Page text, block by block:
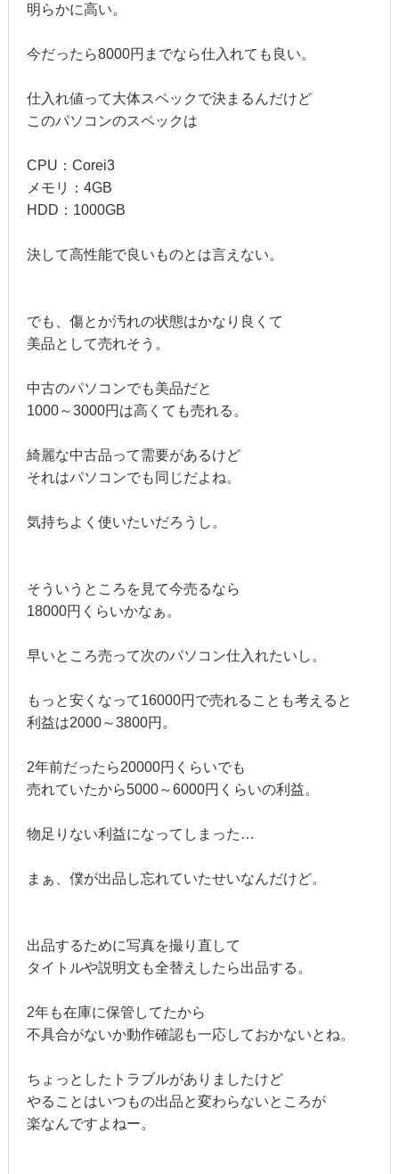
明らかに高い。
今だったら8000円までなら仕入れても良い。
仕入れ値って大体スペックで決まるんだけど
このパソコンのスペックは
CPU：Corei3
メモリ：4GB
HDD：1000GB
決して高性能で良いものとは言えない。
でも、傷とか汚れの状態はかなり良くて
美品として売れそう。
中古のパソコンでも美品だと
1000～3000円は高くても売れる。
綺麗な中古品って需要があるけど
それはパソコンでも同じだよね。
気持ちよく使いたいだろうし。
そういうところを見て今売るなら
18000円くらいかなぁ。
早いところ売って次のパソコン仕入れたいし。
もっと安くなって16000円で売れることも考えると
利益は2000～3800円。
2年前だったら20000円くらいでも
売れていたから5000～6000円くらいの利益。
物足りない利益になってしまった…
まぁ、僕が出品し忘れていたせいなんだけど。
出品するために写真を撮り直して
タイトルや説明文も全替えしたら出品する。
2年も在庫に保管してたから
不具合がないか動作確認も一応しておかないとね。
ちょっとしたトラブルがありましたけど
やることはいつもの出品と変わらないところが
楽なんですよねー。